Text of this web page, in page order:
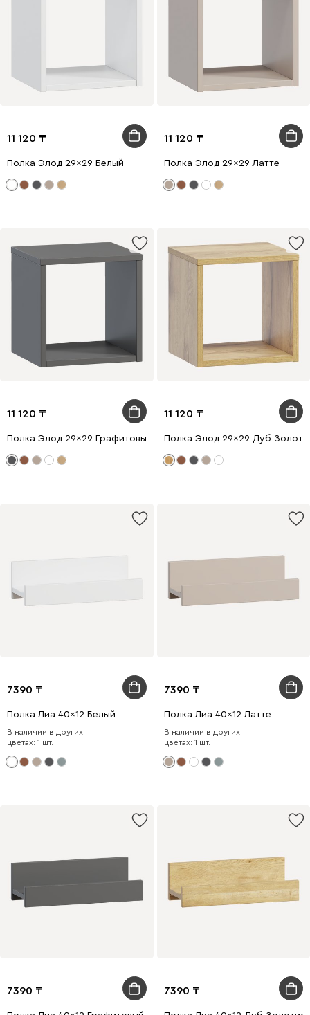
11 120
Полка Элод 29x29 Белый
11 120
Полка Элод 29x29 Латте
11 120
Полка Элод 29x29 Графитовый
11 120
Полка Элод 29x29 Дуб
7390
Полка Лиа 40x12 Белый
В наличии в других
цветах: 1 шт.
7390
Полка Лиа 40x12 Латте
В наличии в других
цветах: 1 шт.
7390 7390